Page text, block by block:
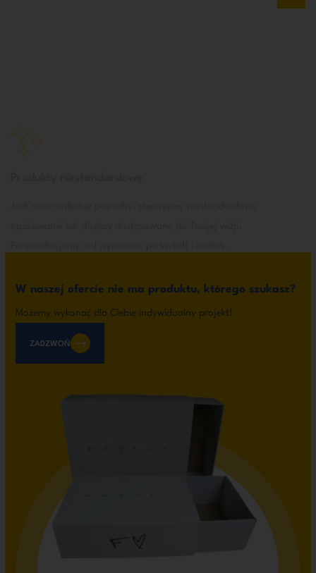
W naszej ofercie nie ma produktu, którego szukasz?
Możemy wykonać dla Ciebie indywidualny projekt!
ZADZWOŃ